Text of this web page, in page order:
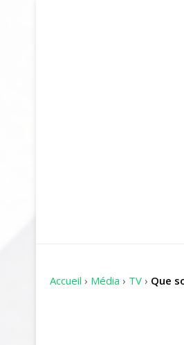
Accueil › Média › TV › Que